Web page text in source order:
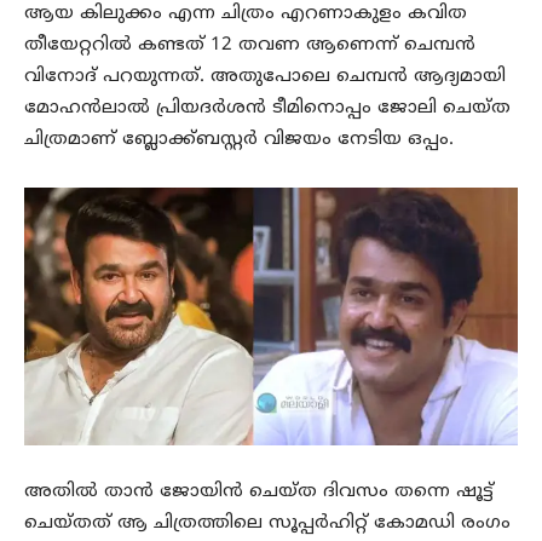
ആയ കിലുക്കം എന്ന ചിത്രം എറണാകുളം കവിത
തീയേറ്ററിൽ കണ്ടത് 12 തവണ ആണെന്ന് ചെമ്പൻ
വിനോദ് പറയുന്നത്. അതുപോലെ ചെമ്പൻ ആദ്യമായി
മോഹൻലാൽ പ്രിയദർശൻ ടീമിനൊപ്പം ജോലി ചെയ്ത
ചിത്രമാണ് ബ്ലോക്ക്ബസ്റ്റർ വിജയം നേടിയ ഒപ്പം.
അതിൽ താൻ ജോയിൻ ചെയ്ത ദിവസം തന്നെ ഷൂട്ട്
ചെയ്തത് ആ ചിത്രത്തിലെ സൂപ്പർഹിറ്റ് കോമഡി രംഗം